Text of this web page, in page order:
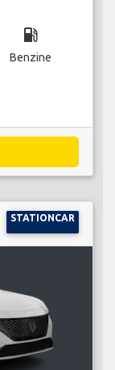
local_gas_station
Benzine
STATIONCAR